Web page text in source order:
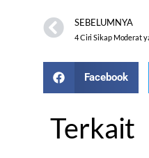
SEBELUMNYA
4 Ciri Sikap Moderat
Facebook
Terkait